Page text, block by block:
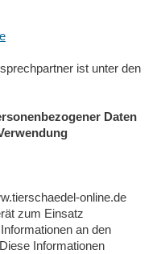
ist unter den
Daten
online.de
zum Einsatz
an den
Informationen